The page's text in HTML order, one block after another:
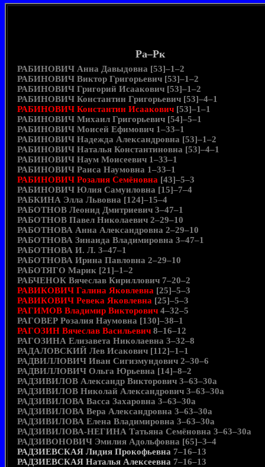
Ра–Рк
РАБИНОВИЧ Анна Давыдовна [53]–1–2
РАБИНОВИЧ Виктор Григорьевич [53]–1–2
РАБИНОВИЧ Григорий Исаакович [53]–1–2
РАБИНОВИЧ Константин Григорьевич [53]–4–1
РАБИНОВИЧ Константин Исаакович [53]–1–1
РАБИНОВИЧ Михаил Григорьевич [54]–5–1
РАБИНОВИЧ Моисей Ефимович 1–33–1
РАБИНОВИЧ Надежда Александровна [53]–1–2
РАБИНОВИЧ Наталья Константиновна [53]–4–1
РАБИНОВИЧ Наум Моисеевич 1–33–1
РАБИНОВИЧ Раиса Наумовна 1–33–1
РАБИНОВИЧ Розалия Семёновна [43]–5–3
РАБИНОВИЧ Юлия Самуиловна [15]–7–4
РАБКИНА Элла Львовна [124]–15–4
РАБОТНОВ Леонид Дмитриевич 3–47–1
РАБОТНОВ Павел Николаевич 2–29–10
РАБОТНОВА Анна Александровна 2–29–10
РАБОТНОВА Зинаида Владимировна 3–47–1
РАБОТНОВА И. Л. 3–47–1
РАБОТНОВА Ирина Павловна 2–29–10
РАБОТЯГО Марик [21]–1–2
РАБЧЕНОК Вячеслав Кириллович 7–20–2
РАВИКОВИЧ Галина Яковлевна [25]–5–3
РАВИКОВИЧ Ревека Яковлевна [25]–5–3
РАГИМОВ Владимир Викторович 4–32–5
РАГОВЕР Розалия Наумовна [130]–38–1
РАГОЗИН Вячеслав Васильевич 8–16–12
РАГОЗИНА Елизавета Николаевна 3–32–8
РАДАЛОВСКИЙ Лев Исакович [112]–1–1
РАДВИЛЛОВИЧ Иван Сигизмундович 2–30–6
РАДВИЛЛОВИЧ Ольга Юрьевна [14]–8–2
РАДЗИВИЛОВ Александр Викторович 3–63–30а
РАДЗИВИЛОВ Николай Александрович 3–63–30а
РАДЗИВИЛОВА Васса Захаровна 3–63–30а
РАДЗИВИЛОВА Вера Александровна 3–63–30а
РАДЗИВИЛОВА Елена Владимировна 3–63–30а
РАДЗИВИЛОВА-НЕГИНА Татьяна Семёновна 3–63–30а
РАДЗИВОНОВИЧ Эмилия Адольфовна [65]–3–4
РАДЗИЕВСКАЯ Лидия Прокофьевна 7–16–13
РАДЗИЕВСКАЯ Наталья Алексеевна 7–16–13